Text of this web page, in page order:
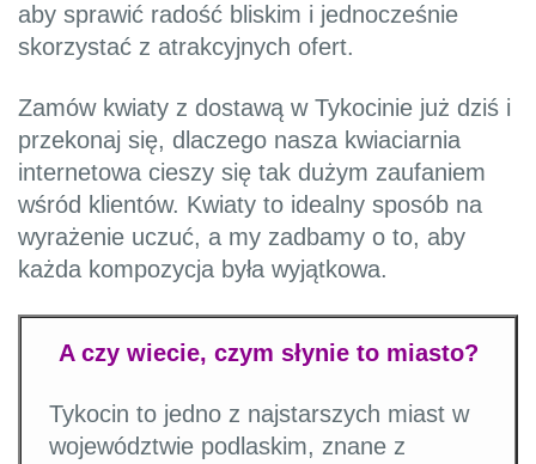
aby sprawić radość bliskim i jednocześnie
skorzystać z atrakcyjnych ofert.
Zamów kwiaty z dostawą w Tykocinie już dziś i
przekonaj się, dlaczego nasza kwiaciarnia
internetowa cieszy się tak dużym zaufaniem
wśród klientów. Kwiaty to idealny sposób na
wyrażenie uczuć, a my zadbamy o to, aby
każda kompozycja była wyjątkowa.
A czy wiecie, czym słynie to miasto?
Tykocin to jedno z najstarszych miast w
województwie podlaskim, znane z